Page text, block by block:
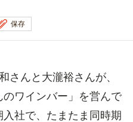
保存
んと大瀧裕さんが、
ワインバー」を営んで
社で、たまたま同時期